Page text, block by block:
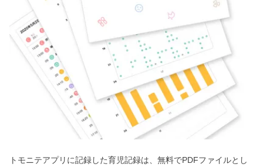
トモニテアプリに記録した育児記録は、無料でPDFファイルとし